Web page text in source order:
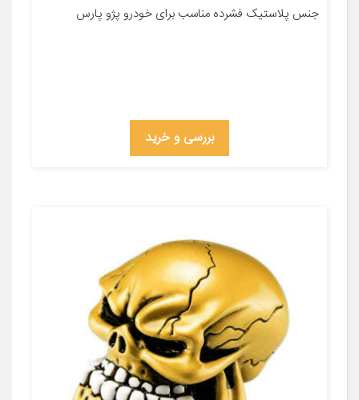
جنس پلاستیک فشرده مناسب برای خودرو پژو پارس
بررسی و خرید